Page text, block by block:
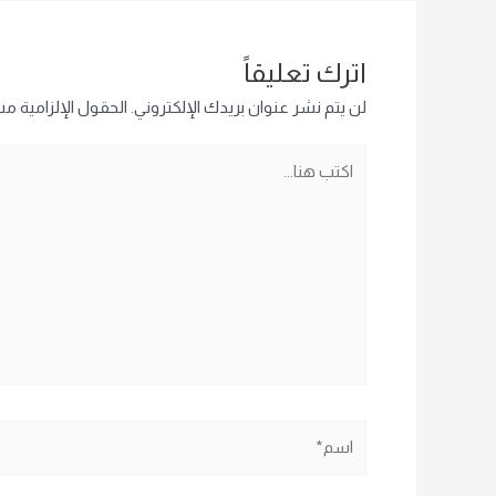
اترك تعليقاً
لن يتم نشر عنوان بريدك الإلكتروني. الحقول الإلزامية
هنا...